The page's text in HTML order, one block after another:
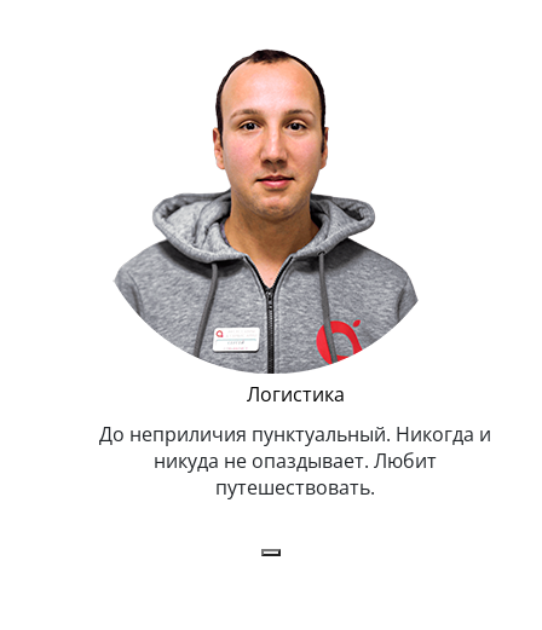
Логистика
До неприличия пунктуальный. Никогда и
никуда не опаздывает. Любит
путешествовать.